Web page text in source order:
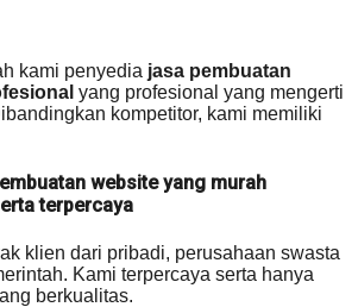
kami penyedia jasa pembuatan
yang profesional yang mengerti
kompetitor, kami memiliki
website yang murah
terpercaya
klien dari pribadi, perusahaan swasta
Kami terpercaya serta hanya
berkualitas.